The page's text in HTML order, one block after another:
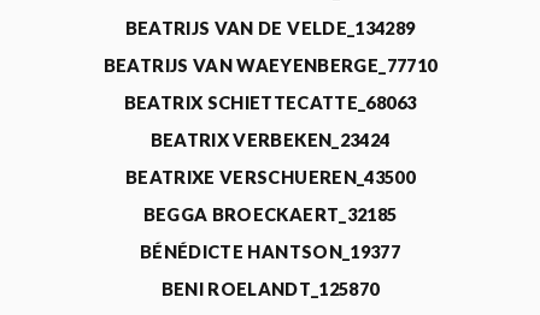
BEATRIJS VAN DE VELDE_134289
BEATRIJS VAN WAEYENBERGE_77710
BEATRIX SCHIETTECATTE_68063
BEATRIX VERBEKEN_23424
BEATRIXE VERSCHUEREN_43500
BEGGA BROECKAERT_32185
BÉNÉDICTE HANTSON_19377
BENI ROELANDT_125870